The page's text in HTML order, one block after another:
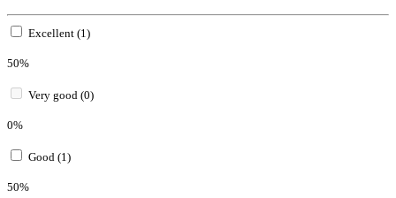
Excellent (1)
50%
Very good (0)
0%
Good (1)
50%